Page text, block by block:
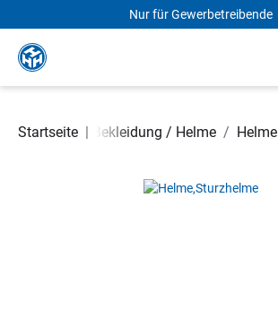
Zum Hauptinhalt springen
Nur für Gewerbetreibende
Startseite |
Rollerteile Bekleidung / Helme / Helme
Bildergalerie überspringen